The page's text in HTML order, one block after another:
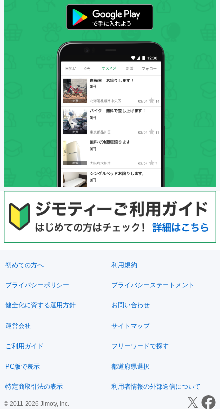
初めての方へ 利用規約
プライバシーポリシー プライバシーステートメント
健全化に資する運用方針 お問い合わせ
運営会社 サイトマップ
ご利用ガイド フリーワードで探す
PC版で表示 都道府県選択
特定商取引法の表示 利用者情報の外部送信について
© 2011-2026 Jimoty, Inc.